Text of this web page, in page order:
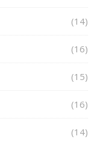
(14)
(16)
(15)
(16)
(14)